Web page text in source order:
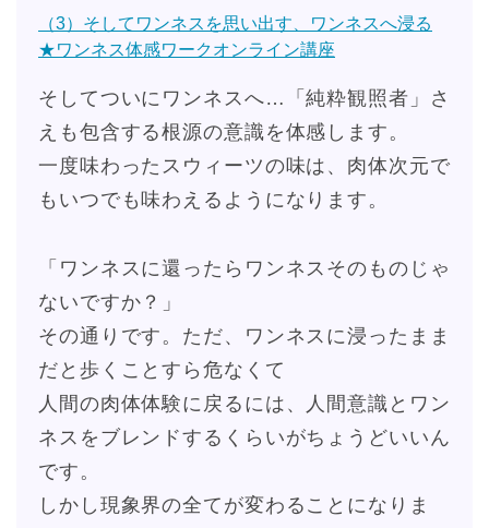
（3）そしてワンネスを思い出す、ワンネスへ浸る
★ワンネス体感ワークオンライン講座
そしてついにワンネスへ…「純粋観照者」さ
えも包含する根源の意識を体感します。
一度味わったスウィーツの味は、肉体次元で
もいつでも味わえるようになります。
「ワンネスに還ったらワンネスそのものじゃ
ないですか？」
その通りです。ただ、ワンネスに浸ったまま
だと歩くことすら危なくて
人間の肉体体験に戻るには、人間意識とワン
ネスをブレンドするくらいがちょうどいいん
です。
しかし現象界の全てが変わることになりま